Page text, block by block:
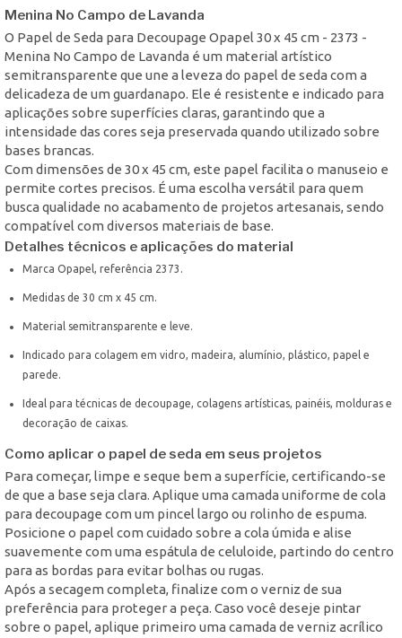
Menina No Campo de Lavanda
O Papel de Seda para Decoupage Opapel 30 x 45 cm - 2373 -
Menina No Campo de Lavanda é um material artístico
semitransparente que une a leveza do papel de seda com a
delicadeza de um guardanapo. Ele é resistente e indicado para
aplicações sobre superfícies claras, garantindo que a
intensidade das cores seja preservada quando utilizado sobre
bases brancas.
Com dimensões de 30 x 45 cm, este papel facilita o manuseio e
permite cortes precisos. É uma escolha versátil para quem
busca qualidade no acabamento de projetos artesanais, sendo
compatível com diversos materiais de base.
Detalhes técnicos e aplicações do material
Marca Opapel, referência 2373.
Medidas de 30 cm x 45 cm.
Material semitransparente e leve.
Indicado para colagem em vidro, madeira, alumínio, plástico, papel e
parede.
Ideal para técnicas de decoupage, colagens artísticas, painéis, molduras e
decoração de caixas.
Como aplicar o papel de seda em seus projetos
Para começar, limpe e seque bem a superfície, certificando-se
de que a base seja clara. Aplique uma camada uniforme de cola
para decoupage com um pincel largo ou rolinho de espuma.
Posicione o papel com cuidado sobre a cola úmida e alise
suavemente com uma espátula de celuloide, partindo do centro
para as bordas para evitar bolhas ou rugas.
Após a secagem completa, finalize com o verniz de sua
preferência para proteger a peça. Caso você deseje pintar
sobre o papel, aplique primeiro uma camada de verniz acrílico